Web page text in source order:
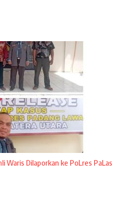
Waris Dilaporkan ke PoLres